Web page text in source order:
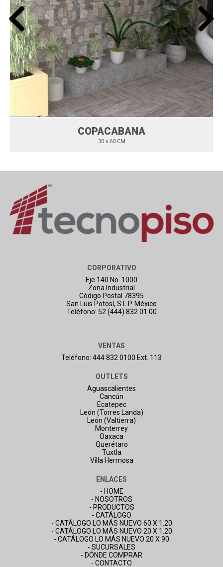
COPACABANA
30 x 60 CM
CORPORATIVO
Eje 140 No. 1000
Zona Industrial
Código Postal 78395
San Luis Potosí, S.L.P. México
Teléfono: 52 (444) 832 01 00
VENTAS
Teléfono: 444 832 0100 Ext. 113
OUTLETS
Aguascalientes
Cancún
Ecatepec
León (Torres Landa)
León (Valtierra)
Monterrey
Oaxaca
Querétaro
Tuxtla
Villa Hermosa
ENLACES
- HOME
- NOSOTROS
- PRODUCTOS
- CATÁLOGO
- CATÁLOGO LO MÁS NUEVO 60 X 1.20
- CATÁLOGO LO MÁS NUEVO 20 X 1.20
- CATÁLOGO LO MÁS NUEVO 20 X 90
- SUCURSALES
- DÓNDE COMPRAR
- CONTACTO